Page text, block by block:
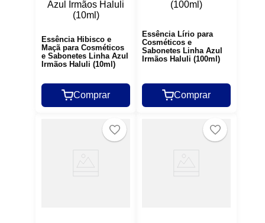
Essência Hibisco e
Maçã para Cosméticos
e Sabonetes Linha Azul
Irmãos Haluli (10ml)
Comprar
Essência Lírio para
Cosméticos e
Sabonetes Linha Azul
Irmãos Haluli (100ml)
Comprar